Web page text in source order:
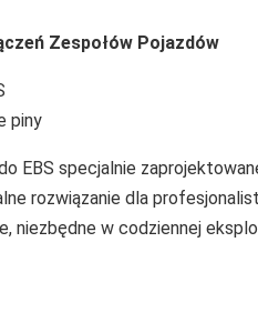
Zespołów Pojazdów
piny
EBS specjalnie
rozwiązanie dla
niezbędne w codziennej